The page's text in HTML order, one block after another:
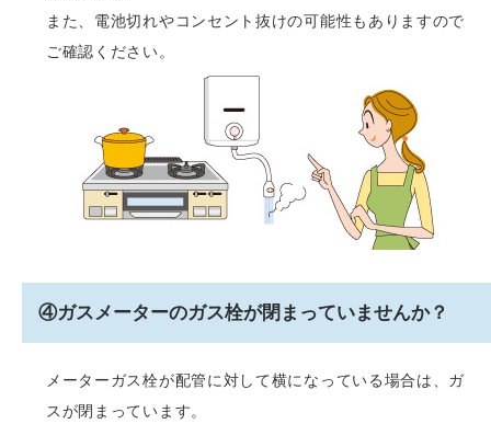
また、電池切れやコンセント抜けの可能性もありますので
ご確認ください。
④ガスメーターのガス栓が閉まっていませんか？
メーターガス栓が配管に対して横になっている場合は、ガ
スが閉まっています。